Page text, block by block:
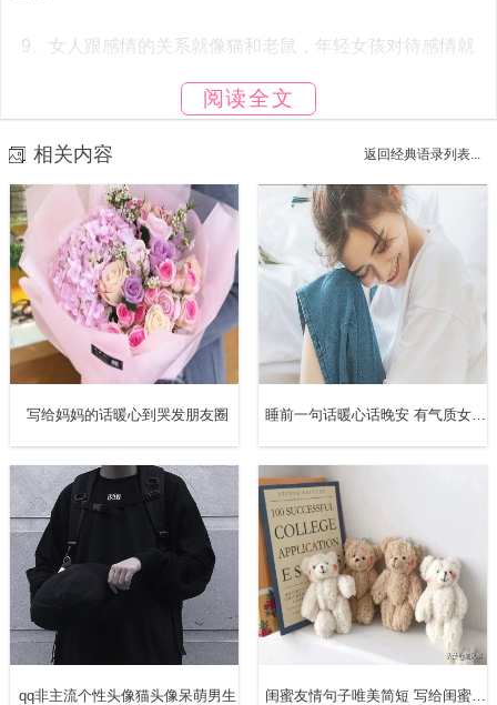
9、女人跟感情的关系就像猫和老鼠，年轻女孩对待感情就
像出道没多久的猫，抓丢了就哭的撕心裂肺。逮劳了又患得
患失。
10、镜中花，水中月，怀中猫，枕边书，盘中墨，意中人
11、愿陪你三世， 一世枕边书， 一世怀中猫， 一世意中
人。
12、你是深山的游客 边走边爱四海为家 生性多情 我是集市
里的养猫者 不看路人 不换爱人
13、爱一个人不要像狗，又热情又听话，要像猫。
14、别像猫一样遇到一点温暖便当成了家
15、愿我下一生转世为猫，只身一人孤独流浪。
阅读全文
相关内容 返回经典语录列表...
写给妈妈的话暖心到哭发朋友圈
qq非主流个性头像猫头像呆萌男生 闺蜜友情句子唯美简短 写给闺蜜的话最暖心